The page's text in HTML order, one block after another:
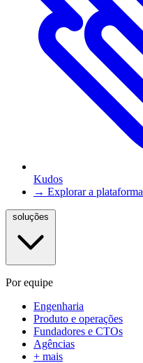
Kudos
→ Explorar a plataforma
Por equipe
Engenharia
Produto e operações
Fundadores e CTOs
Agências
+ mais